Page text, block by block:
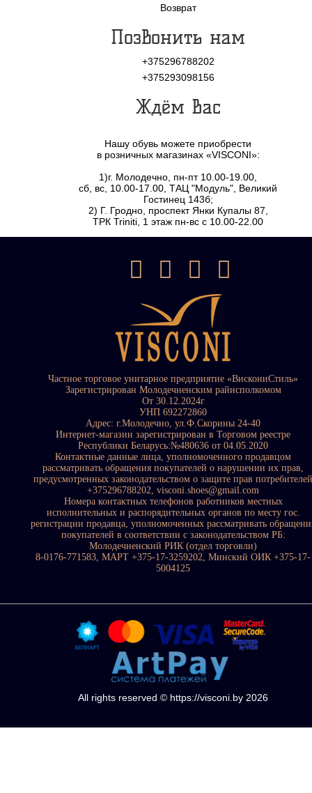
Возврат
Позвонить нам
+375296788202
+375293098156
Ждём Вас
Нашу обувь можете приобрести
в розничных магазинах «VISCONI»:
1)г. Молодечно, пн-пт 10.00-19.00,
сб, вс, 10.00-17.00, ТАЦ "Модуль", Великий
Гостинец 143б;
2) Г. Гродно, проспект Янки Купалы 87,
ТРК Triniti, 1 этаж пн-вс с 10.00-22.00
Частное торговое унитарное предприятие «ВискониСтиль»
Зарегистрирован Молодечненским райисполкомом
От 30.12.2024г
УНП 692272860
Адрес: г.Молодечно, ул.Ф.Скорины 24-40
Интернет-магазин зарегистрирован в Торговом реестре
Республики Беларусь:№480636 от 04.05.2020
Контактные данные лица, уполномоченного продавцом
рассматривать обращения покупателей о нарушении их прав,
предусмотренных законодательством о защите прав потребителей
+375296788202, visconi.shoes@gmail.com
Номера контактных телефонов работников местных
исполнительных и распорядительных органов по месту гос.
регистрации продавца, уполномоченных рассматривать
покупателей в соответствии с законодательством РБ:
Молодечненский РИК (отдел торговли)
8-0176-771583, МАРТ +375-17-3259202, Минский ОИК +375-17-
5004125
All rights reserved © https://visconi.by 2026